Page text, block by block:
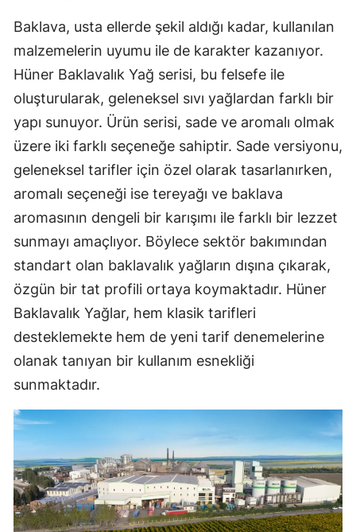
Baklava, usta ellerde şekil aldığı kadar, kullanılan
malzemelerin uyumu ile de karakter kazanıyor.
Hüner Baklavalık Yağ serisi, bu felsefe ile
oluşturularak, geleneksel sıvı yağlardan farklı bir
yapı sunuyor. Ürün serisi, sade ve aromalı olmak
üzere iki farklı seçeneğe sahiptir. Sade versiyonu,
geleneksel tarifler için özel olarak tasarlanırken,
aromalı seçeneği ise tereyağı ve baklava
aromasının dengeli bir karışımı ile farklı bir lezzet
sunmayı amaçlıyor. Böylece sektör bakımından
standart olan baklavalık yağların dışına çıkarak,
özgün bir tat profili ortaya koymaktadır. Hüner
Baklavalık Yağlar, hem klasik tarifleri
desteklemekte hem de yeni tarif denemelerine
olanak tanıyan bir kullanım esnekliği
sunmaktadır.